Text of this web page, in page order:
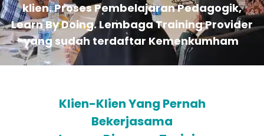
klien. Proses Pembelajaran Pedagogik,
Learn By Doing. Lembaga Training Provider
yang sudah terdaftar Kemenkumham
Klien-Klien Yang Pernah
Bekerjasama